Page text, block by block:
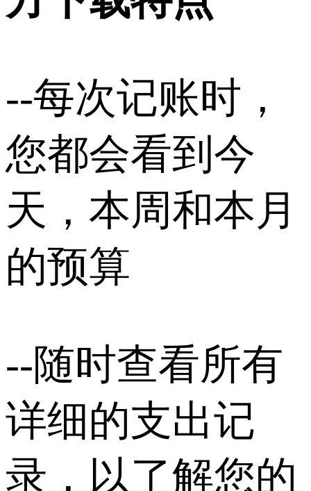
--每次记账时，
您都会看到今
天，本周和本月
的预算
--随时查看所有
详细的支出记
录，以了解您的